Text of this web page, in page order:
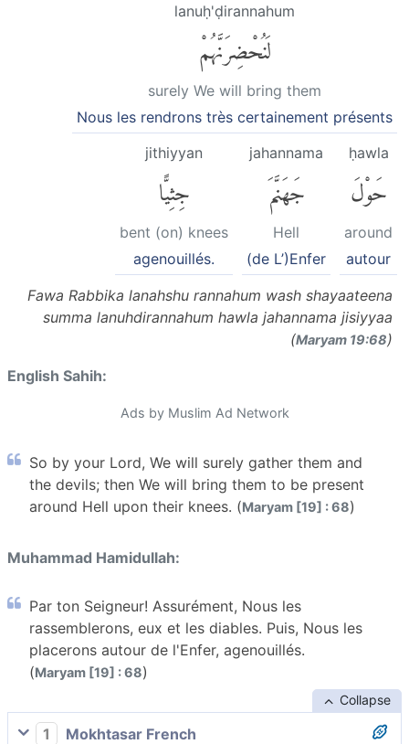
lanuḥ'ḍirannahum
لَنُحْضِرَنَّهُمْ
surely We will bring them
Nous les rendrons très certainement présents
ḥawla
حَوْلَ
around
autour
jahannama
جَهَنَّمَ
Hell
(de L’)Enfer
jithiyyan
جِثِيًّا
bent (on) knees
agenouillés.
Fawa Rabbika lanahshu rannahum wash shayaateena
summa lanuhdirannahum hawla jahannama jisiyyaa
(Maryam 19:68)
English Sahih:
Ads by Muslim Ad Network
So by your Lord, We will surely gather them and
the devils; then We will bring them to be present
around Hell upon their knees. (Maryam [19] : 68)
Muhammad Hamidullah:
Par ton Seigneur! Assurément, Nous les
rassemblerons, eux et les diables. Puis, Nous les
placerons autour de l'Enfer, agenouillés.
(Maryam [19] : 68)
Collapse
1
Mokhtasar French